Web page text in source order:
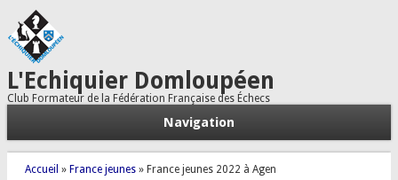
L'Echiquier Domloupéen
Club Formateur de la Fédération Française des Échecs
Navigation
Vous êtes ici
Accueil » France jeunes» France jeunes 2022 à Agen